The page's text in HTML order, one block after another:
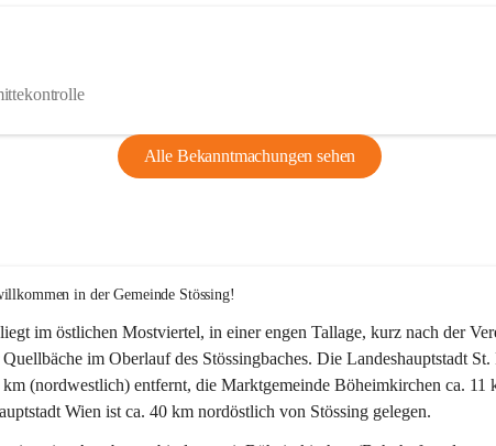
Alle Bekanntmachungen sehen
in der Gemeinde Stössing!
im östlichen Mostviertel, in einer engen Tallage, kurz nach der
Quellbäche im Oberlauf des Stössingbaches. Die Landeshauptstadt
km (nordwestlich) entfernt, die Marktgemeinde Böheimkirchen ca.
Wien ist ca. 40 km nordöstlich von Stössing gelegen.